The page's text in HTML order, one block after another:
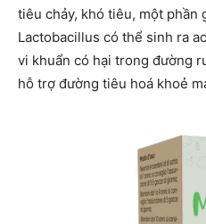
tiêu chảy, khó tiêu, một phần
Lactobacillus có thể sinh ra
vi khuẩn có hại trong đường
hỗ trợ đường tiêu hoá khoẻ